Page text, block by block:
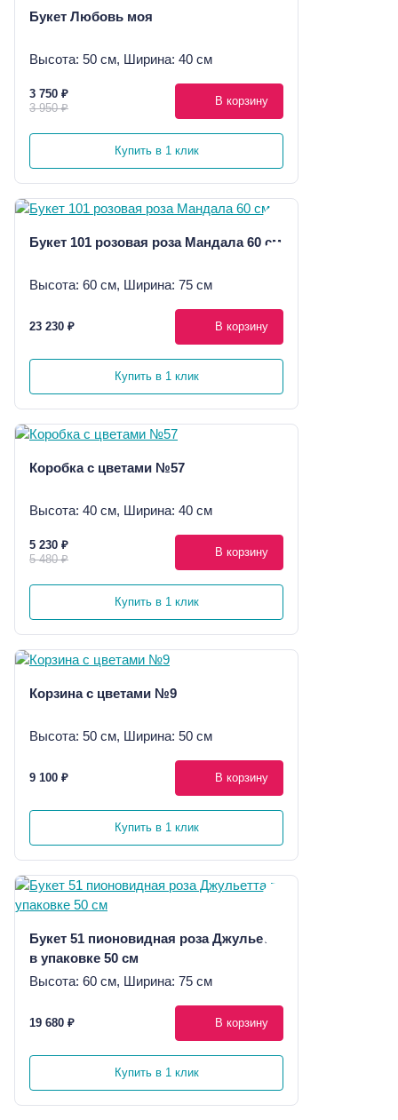
Букет Любовь моя
Высота: 50 см, Ширина: 40 см
3 750 ₽
3 950 ₽
В корзину
Купить в 1 клик
Букет 101 розовая роза Мандала 60 см
Высота: 60 см, Ширина: 75 см
23 230 ₽ В корзину
Купить в 1 клик
Коробка с цветами №57
Высота: 40 см, Ширина: 40 см
5 230 ₽
5 480 ₽
В корзину
Купить в 1 клик
Корзина с цветами №9
Высота: 50 см, Ширина: 50 см
9 100 ₽ В корзину
Купить в 1 клик
Букет 51 пионовидная роза Джульетта
в упаковке 50 см
Высота: 60 см, Ширина: 75 см
19 680 ₽ В корзину
Купить в 1 клик